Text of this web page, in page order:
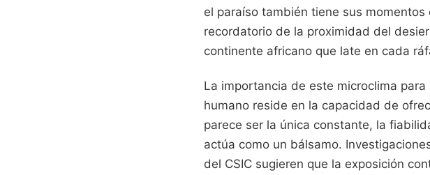
el paraíso también tiene sus
recordatorio de la proximidad del
continente africano que late en cada
La importancia de este microclima
humano reside en la capacidad de
parece ser la única constante, la
actúa como un bálsamo.
del CSIC sugieren que la exposición